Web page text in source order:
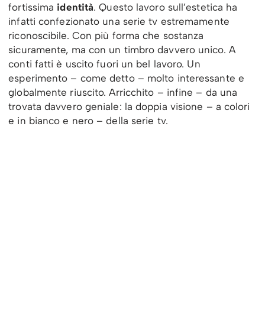
fortissima identità. Questo lavoro sull’estetica ha
infatti confezionato una serie tv estremamente
riconoscibile. Con più forma che sostanza
sicuramente, ma con un timbro davvero unico. A
conti fatti è uscito fuori un bel lavoro. Un
esperimento – come detto – molto interessante e
globalmente riuscito. Arricchito – infine – da una
trovata davvero geniale: la doppia visione – a colori
e in bianco e nero – della serie tv.